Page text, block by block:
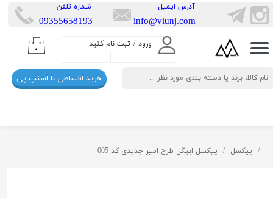
ورود / ثبت نام کنید
حساب کاربری من
تغییر گذر واژه
سفارشات
۰
​شماره تلفن
​​09355658193
​آدرس ایمیل
info@viunj.com
خرید اقساطی با اسنپ پی
پیکسل پیکسل ابیگل طرح امیر جدیدی کد 005